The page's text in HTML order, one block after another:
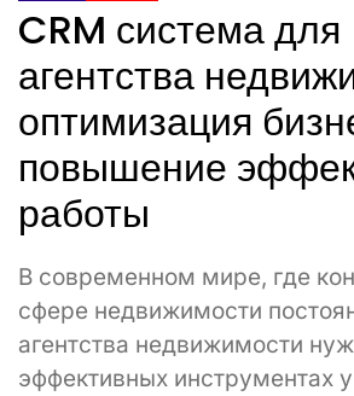
CRM система для
агентства
оптимизация
повышение
работы
В современном мире, где
сфере недвижимости
агентства недвижимости
эффективных инструментах